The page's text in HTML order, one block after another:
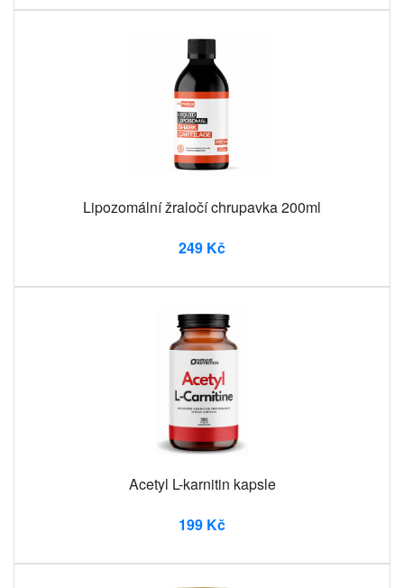
Lipozomální žraločí chrupavka 200ml
249 Kč
Acetyl L-karnitin kapsle
199 Kč